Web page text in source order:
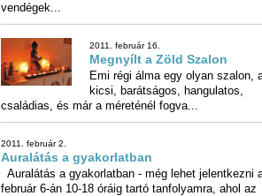
vendégek...
2011. február 16.
Megnyílt a Zöld Szalon
Emi régi álma egy olyan szalon,
kicsi, barátságos,
családias, és már a méreténél fogva...
2011. február 2.
Auralátás a gyakorlatban
Auralátás a gyakorlatban - még lehet jelentkezni
február 6-án 10-18 óráig tartó tanfolyamra, ahol